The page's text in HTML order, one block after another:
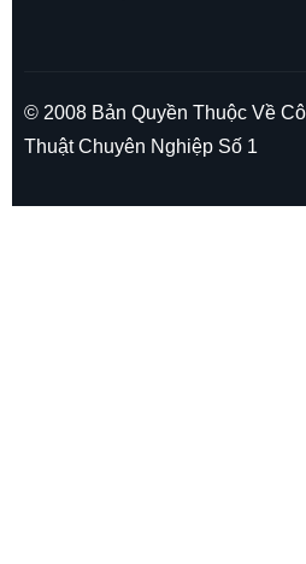
© 2008 Bản Quyền Thuộc Về
Thuật Chuyên Nghiệp Số 1